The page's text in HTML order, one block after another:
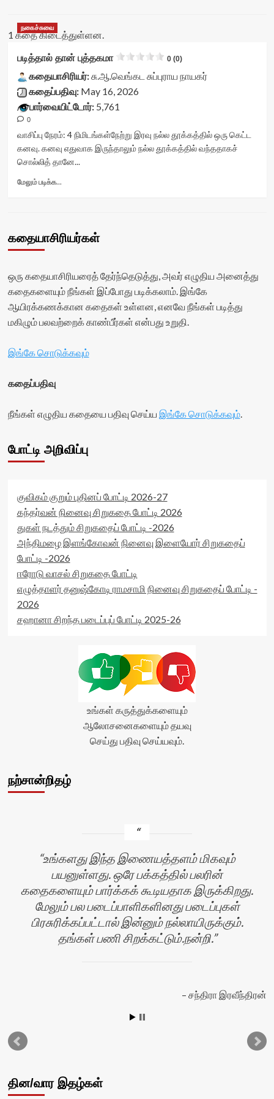
1 கதை கிடைத்துள்ளன.
நகைச்சுவை
படித்தால் தான் புத்தகமா 0 (0)
கதையாசிரியர்:சு.ஆ.வெங்கட சுப்புராய நாயகர்
கதைப்பதிவு:May 16, 2026
பார்வையிட்டோர்:5,761
0
வாசிப்பு நேரம்: 4 நிமிடங்கள்நேற்று இரவு நல்ல தூக்கத்தில் ஒரு கெட்ட
கனவு. கனவு எதுவாக இருந்தாலும் நல்ல தூக்கத்தில் வந்ததாகச்
சொல்லித் தானே...
மேலும் படிக்க...
புத்தகமா<div
stars-
title-
container">
<div
class='yasr-
yasr-
votes-
64da1784cc57c'
rater-
starsize='16'
data-
rater-
postid='53377'
data-
rater-
readonly='true'
data-
>
class='yasr-
stars-
average'>0
</span>
கதையாசிரியர்கள்
ஒரு கதையாசிரியரைத் தேர்ந்தெடுத்து, அவர் எழுதிய அனைத்து
கதைகளையும் நீங்கள் இப்போது படிக்கலாம். இங்கே
ஆயிரக்கணக்கான கதைகள் உள்ளன, எனவே நீங்கள் படித்து
மகிழும் பலவற்றைக் காண்பீர்கள் என்பது உறுதி.
இங்கே சொடுக்கவும்
கதைப்பதிவு
நீங்கள் எழுதிய கதையை பதிவு செய்ய இங்கே சொடுக்கவும்.
போட்டி அறிவிப்பு
குவிகம் குறும் புதினப் போட்டி 2026-27
கந்தர்வன் நினைவு சிறுகதை போட்டி 2026
துகள் நடத்தும் சிறுகதைப் போட்டி -2026
அந்திமழை இளங்கோவன் நினைவு இளையோர் சிறுகதைப்
போட்டி -2026
ஈரோடு வாசல் சிறுகதை போட்டி
எழுத்தாளர் தனுஷ்கோடி ராமசாமி நினைவு சிறுகதைப் போட்டி -
2026
சஹானா சிறந்த படைப்புப் போட்டி 2025-26
உங்கள் கருத்துக்களையும்
ஆலோசனைகளையும் தயவு
செய்து பதிவு செய்யவும்.
நற்சான்றிதழ்
உங்களது இந்த இணையத்தளம் மிகவும்
பயனுள்ளது. ஒரே பக்கத்தில் பலரின்
கதைகளையும் பார்க்கக் கூடியதாக இருக்கிறது.
மேலும் பல படைப்பாளிகளினது படைப்புகள்
பிரசுரிக்கப்பட்டால் இன்னும் நல்லாயிருக்கும்.
தங்கள் பணி சிறக்கட்டும்.நன்றி.
சந்திரா இரவீந்திரன்
தின/வார இதழ்கள்